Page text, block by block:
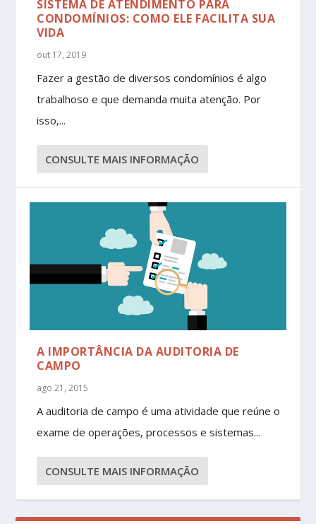
SISTEMA DE ATENDIMENTO PARA
CONDOMÍNIOS: COMO ELE FACILITA SUA
VIDA
out 17, 2019
Fazer a gestão de diversos condomínios é algo
trabalhoso e que demanda muita atenção. Por
isso,...
CONSULTE MAIS INFORMAÇÃO
A IMPORTÂNCIA DA AUDITORIA DE
CAMPO
ago 21, 2015
A auditoria de campo é uma atividade que reúne o
exame de operações, processos e sistemas...
CONSULTE MAIS INFORMAÇÃO